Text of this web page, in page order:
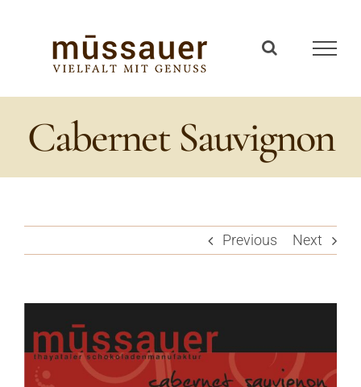
Cabernet Sauvignon
Previous Next
Larger
Image